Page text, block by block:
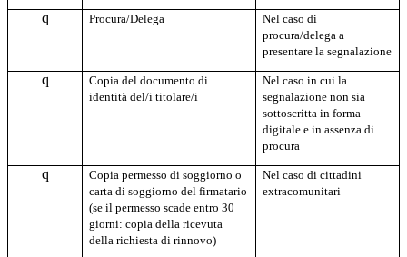
q Procura/Delega
Nel caso di
procura/delega a
presentare la segnalazione
q
Copia del documento di
identità del/i titolare/i
Nel caso in cui la
segnalazione non sia
sottoscritta in forma
digitale e in assenza di
procura
q
Copia permesso di soggiorno o
carta di soggiorno del firmatario
(se il permesso scade entro 30
giorni: copia della ricevuta
della richiesta di rinnovo)
Nel caso di cittadini
extracomunitari